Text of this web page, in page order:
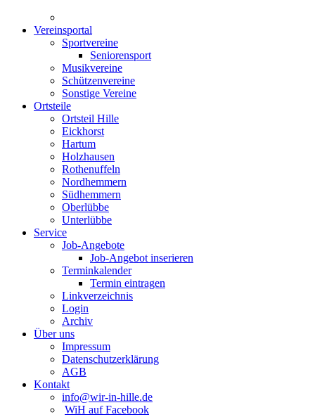
Vereinsportal
Sportvereine
Seniorensport
Musikvereine
Schützenvereine
Sonstige Vereine
Ortsteile
Ortsteil Hille
Eickhorst
Hartum
Holzhausen
Rothenuffeln
Nordhemmern
Südhemmern
Oberlübbe
Unterlübbe
Service
Job-Angebote
Job-Angebot inserieren
Terminkalender
Termin eintragen
Linkverzeichnis
Login
Archiv
Über uns
Impressum
Datenschutzerklärung
AGB
Kontakt
info@wir-in-hille.de
WiH auf Facebook